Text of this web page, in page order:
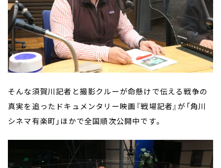
そんな須賀川記者と撮影クルーが命懸けで伝える戦争の
真実を追ったドキュメンタリー映画『戦場記者』が「角川
シネマ有楽町」ほかで全国順次公開中です。